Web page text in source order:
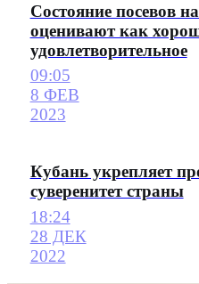
Состояние посевов
оценивают как
удовлетворительное
09:05
8 ФЕВ
2023
Кубань укрепляет
суверенитет страны
18:24
28 ДЕК
2022